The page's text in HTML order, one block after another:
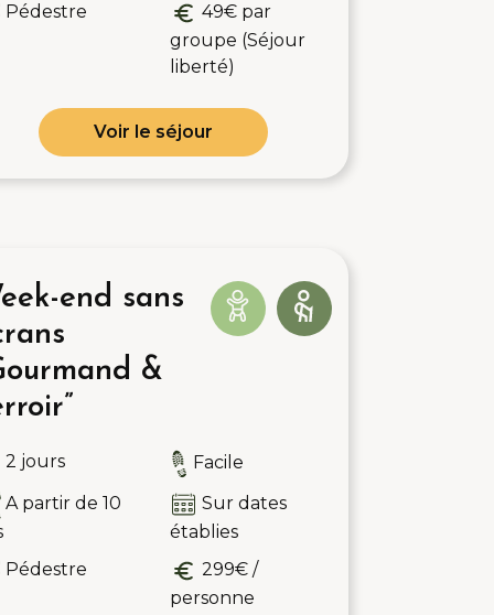
Pédestre
49€ par
groupe (Séjour
liberté)
Voir le séjour
end sans
&
2 jours
Facile
A partir de 10
Sur dates
établies
Pédestre
299€ /
personne